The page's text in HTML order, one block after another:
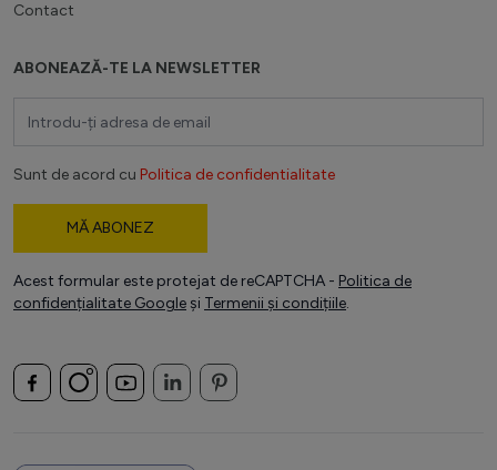
Contact
ABONEAZĂ-TE LA NEWSLETTER
Sunt de acord cu Politica de confidentialitate
MĂ ABONEZ
Acest formular este protejat de reCAPTCHA - Politica de
confidențialitate Google și Termenii și condițiile.